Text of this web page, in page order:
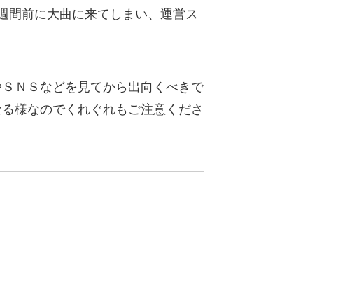
間前に大曲に来てしまい、運営ス
ＮＳなどを見てから出向くべきで
様なのでくれぐれもご注意くださ